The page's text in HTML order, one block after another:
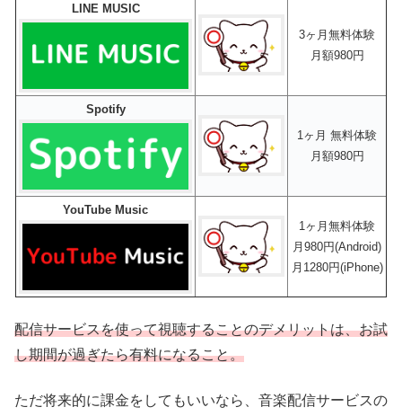
LINE MUSIC
3ヶ月無料体験
月額980円
Spotify
1ヶ月 無料体験
月額980円
YouTube Music
1ヶ月無料体験
月980円(Android)
月1280円(iPhone)
配信サービスを使って視聴することのデメリットは、お試
し期間が過ぎたら有料になること。
ただ将来的に課金をしてもいいなら、音楽配信サービスの